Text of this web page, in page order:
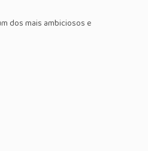
dos mais ambiciosos e